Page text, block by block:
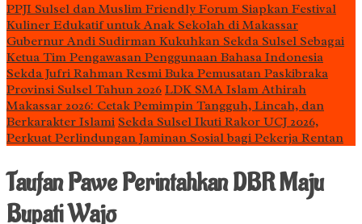
PPJI Sulsel dan Muslim Friendly Forum Siapkan Festival
Kuliner Edukatif untuk Anak Sekolah di Makassar
Gubernur Andi Sudirman Kukuhkan Sekda Sulsel Sebagai
Ketua Tim Pengawasan Penggunaan Bahasa Indonesia
Sekda Jufri Rahman Resmi Buka Pemusatan Paskibraka
Provinsi Sulsel Tahun 2026 LDK SMA Islam Athirah
Makassar 2026: Cetak Pemimpin Tangguh, Lincah, dan
Berkarakter Islami Sekda Sulsel Ikuti Rakor UCJ 2026,
Perkuat Perlindungan Jaminan Sosial bagi Pekerja Rentan
Taufan Pawe Perintahkan DBR Maju
Bupati Wajo